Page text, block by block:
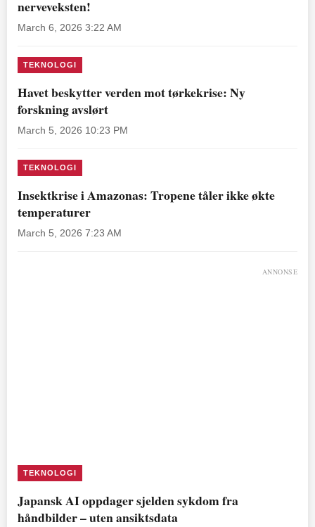
nerveveksten!
March 6, 2026 3:22 AM
TEKNOLOGI
Havet beskytter verden mot tørkekrise: Ny
forskning avslørt
March 5, 2026 10:23 PM
TEKNOLOGI
Insektkrise i Amazonas: Tropene tåler ikke økte
temperaturer
March 5, 2026 7:23 AM
ANNONSE
TEKNOLOGI
Japansk AI oppdager sjelden sykdom fra
håndbilder – uten ansiktsdata